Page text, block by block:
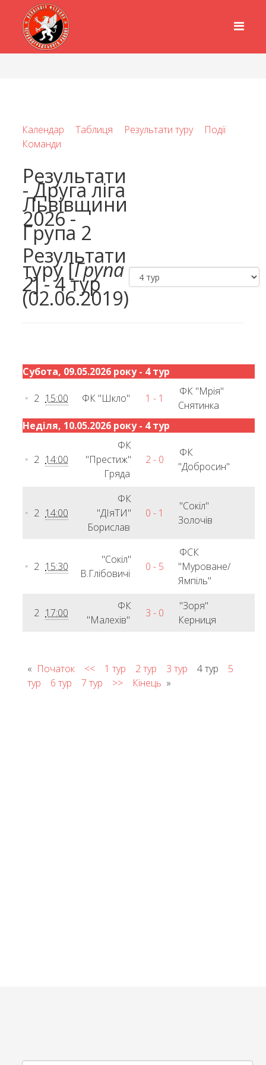
Календар Таблиця Результати туру
Події
Команди
Результати
- Друга ліга
Львівщини
2026 -
Група 2
Результати
туру [Група
2] - 4 тур
(02.06.2019)
Субота, 09.05.2026 року - 4 тур
2 15:00 ФК "Шкло" 1 - 1
ФК "Мрія"
Снятинка
Неділя, 10.05.2026 року - 4 тур
2 14:00
ФК
"Престиж"
Гряда
2 - 0
ФК
"Добросин"
2 14:00
ФК
"ДІяТИ"
Борислав
0 - 1
"Сокіл"
Золочів
2 15:30
"Сокіл"
В.Глібовичі
0 - 5
ФСК
"Муроване/
Ямпіль"
2 17:00
ФК
"Малехів"
3 - 0
"Зоря"
Керниця
« Початок << 1 тур 2 тур 3 тур 4 тур 5
тур
6 тур 7 тур >> Кінець »